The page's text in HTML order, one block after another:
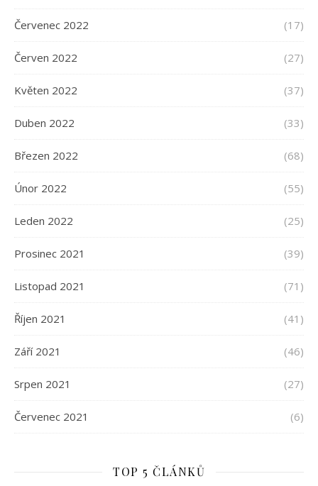
Červenec 2022 (17)
Červen 2022 (27)
Květen 2022 (37)
Duben 2022 (33)
Březen 2022 (68)
Únor 2022 (55)
Leden 2022 (25)
Prosinec 2021 (39)
Listopad 2021 (71)
Říjen 2021 (41)
Září 2021 (46)
Srpen 2021 (27)
Červenec 2021 (6)
TOP 5 ČLÁNKŮ